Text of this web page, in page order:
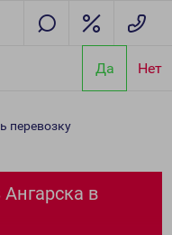
Да Нет
перевозку
Ангарска в